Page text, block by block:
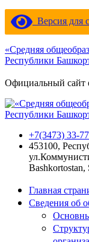
Версия для
«Средняя
Республики
Официальный сайт
+7(3473) 33-
453100,
Bashkortostan,
Главная
Сведения об